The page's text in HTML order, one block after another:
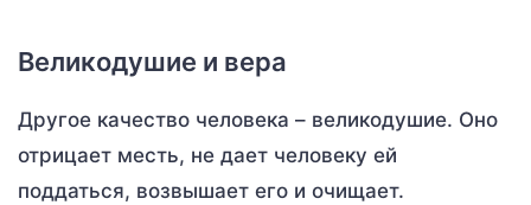
Великодушие и вера
Другое качество человека – великодушие. Оно
отрицает месть, не дает человеку ей
поддаться, возвышает его и очищает.